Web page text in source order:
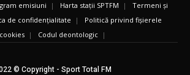
emisiuni | Harta stații SPTFM | Termeni și
de confidențialitate | Politică privind fișierele
cookies | Codul deontologic |
© Copyright - Sport Total FM